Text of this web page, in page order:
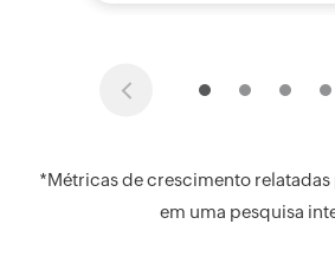
Previous
*Métricas de crescimento
em uma pesquisa